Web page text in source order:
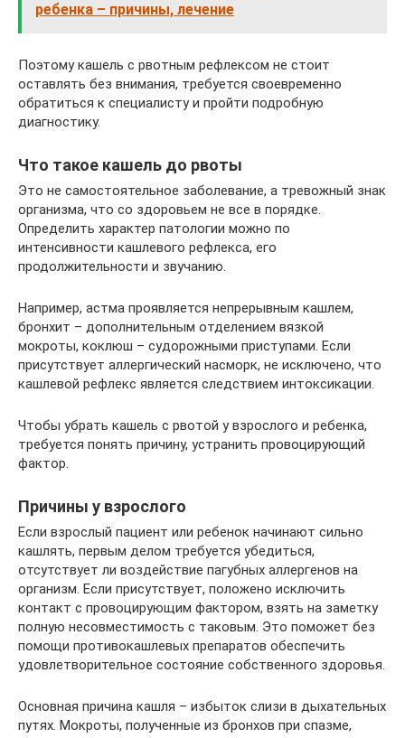
ребенка – причины, лечение
Поэтому кашель с рвотным рефлексом не стоит
оставлять без внимания, требуется своевременно
обратиться к специалисту и пройти подробную
диагностику.
Что такое кашель до рвоты
Это не самостоятельное заболевание, а тревожный знак
организма, что со здоровьем не все в порядке.
Определить характер патологии можно по
интенсивности кашлевого рефлекса, его
продолжительности и звучанию.
Например, астма проявляется непрерывным кашлем,
бронхит – дополнительным отделением вязкой
мокроты, коклюш – судорожными приступами. Если
присутствует аллергический насморк, не исключено, что
кашлевой рефлекс является следствием интоксикации.
Чтобы убрать кашель с рвотой у взрослого и ребенка,
требуется понять причину, устранить провоцирующий
фактор.
Причины у взрослого
Если взрослый пациент или ребенок начинают сильно
кашлять, первым делом требуется убедиться,
отсутствует ли воздействие пагубных аллергенов на
организм. Если присутствует, положено исключить
контакт с провоцирующим фактором, взять на заметку
полную несовместимость с таковым. Это поможет без
помощи противокашлевых препаратов обеспечить
удовлетворительное состояние собственного здоровья.
Основная причина кашля – избыток слизи в дыхательных
путях. Мокроты, полученные из бронхов при спазме,